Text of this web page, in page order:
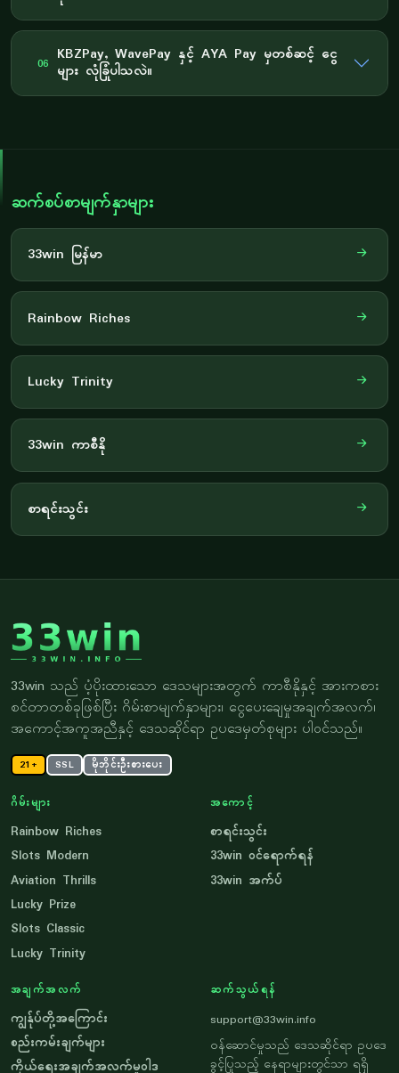
06 KBZPay, WavePay နှင့် AYA Pay မှတစ်ဆင့် ငွေ
များ လုံခြုံပါသလဲ။
ဆက်စပ်စာမျက်နှာများ
33win မြန်မာ
Rainbow Riches
Lucky Trinity
33win ကာစီနို
စာရင်းသွင်း
33win သည် ပံ့ပိုးထားသော ဒေသများအတွက် ကာစီနိုနှင့် အားကစား
စင်တာတစ်ခုဖြစ်ပြီး ဂိမ်းစာမျက်နှာများ၊ ငွေပေးချေမှုအချက်အလက်၊
အကောင့်အကူအညီနှင့် ဒေသဆိုင်ရာ ဥပဒေမှတ်စုများ ပါဝင်သည်။
21+ SSL မိုဘိုင်းဦးစားပေး
ဂိမ်းများ
Rainbow Riches
Slots Modern
Aviation Thrills
Lucky Prize
Slots Classic
Lucky Trinity
အကောင့်
စာရင်းသွင်း
33win ဝင်ရောက်ရန်
33win အက်ပ်
အချက်အလက်
ကျွန်ုပ်တို့အကြောင်း
စည်းကမ်းချက်များ
ကိုယ်ရေးအချက်အလက်မူဝါဒ
ဆက်သွယ်ရန်
support@33win.info
ဝန်ဆောင်မှုသည် ဒေသဆိုင်ရာ ဥပဒေ
ခွင့်ပြုသည့် နေရာများတွင်သာ ရရှိ